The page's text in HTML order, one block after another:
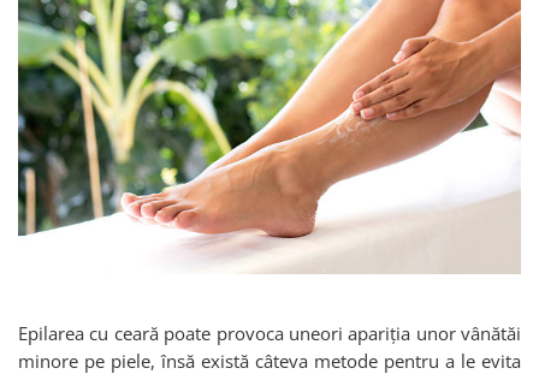
Epilarea cu ceară poate provoca uneori apariția unor vânătăi
minore pe piele, însă există câteva metode pentru a le evita